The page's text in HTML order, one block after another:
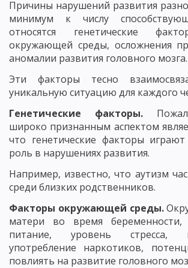
Причины нарушений развития
минимум к числу
относятся генетические
окружающей среды, осложнения
аномалии развития головного мозга.
Эти факторы тесно
уникальную ситуацию для каждого
Генетические факторы.
широко признанным аспектом
что генетические факторы
роль в нарушениях развития.
Например, известно, что аутизм
среди близких родственников.
Факторы окружающей среды.
матери во время
питание, уровень стресса,
употребление наркотиков,
повлиять на развитие головного